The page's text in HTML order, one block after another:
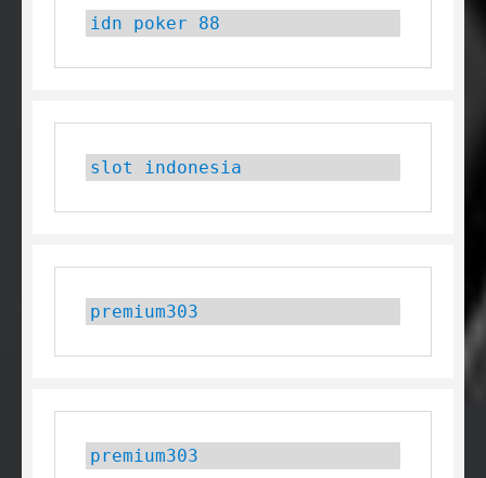
idn poker 88
slot indonesia
premium303
premium303